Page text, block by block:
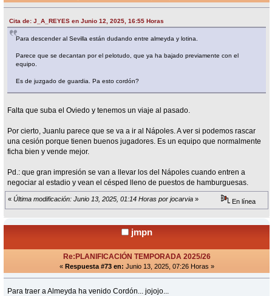
Cita de: J_A_REYES en Junio 12, 2025, 16:55 Horas
Para descender al Sevilla están dudando entre almeyda y lotina.
Parece que se decantan por el pelotudo, que ya ha bajado previamente con el
equipo.
Es de juzgado de guardia. Pa esto cordón?
Falta que suba el Oviedo y tenemos un viaje al pasado.
Por cierto, Juanlu parece que se va a ir al Nápoles. A ver si podemos rascar
una cesión porque tienen buenos jugadores. Es un equipo que normalmente
ficha bien y vende mejor.
Pd.: que gran impresión se van a llevar los del Nápoles cuando entren a
negociar al estadio y vean el césped lleno de puestos de hamburguesas.
« Última modificación: Junio 13, 2025, 01:14 Horas por jocarvia » En línea
jmpn
Re:PLANIFICACIÓN TEMPORADA 2025/26
« Respuesta #73 en: Junio 13, 2025, 07:26 Horas »
Para traer a Almeyda ha venido Cordón... jojojo...